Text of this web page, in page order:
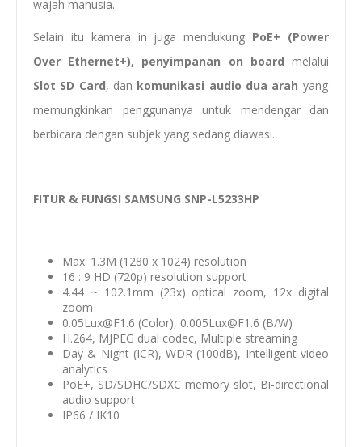
wajah manusia.
Selain itu kamera in juga mendukung PoE+ (Power
Over Ethernet+), penyimpanan on board melalui
Slot SD Card, dan komunikasi audio dua arah yang
memungkinkan penggunanya untuk mendengar dan
berbicara dengan subjek yang sedang diawasi.
FITUR & FUNGSI SAMSUNG SNP-L5233HP
Max. 1.3M (1280 x 1024) resolution
16 : 9 HD (720p) resolution support
4.44 ~ 102.1mm (23x) optical zoom, 12x digital
zoom
0.05Lux@F1.6 (Color), 0.005Lux@F1.6 (B/W)
H.264, MJPEG dual codec, Multiple streaming
Day & Night (ICR), WDR (100dB), Intelligent video
analytics
PoE+, SD/SDHC/SDXC memory slot, Bi-directional
audio support
IP66 / IK10